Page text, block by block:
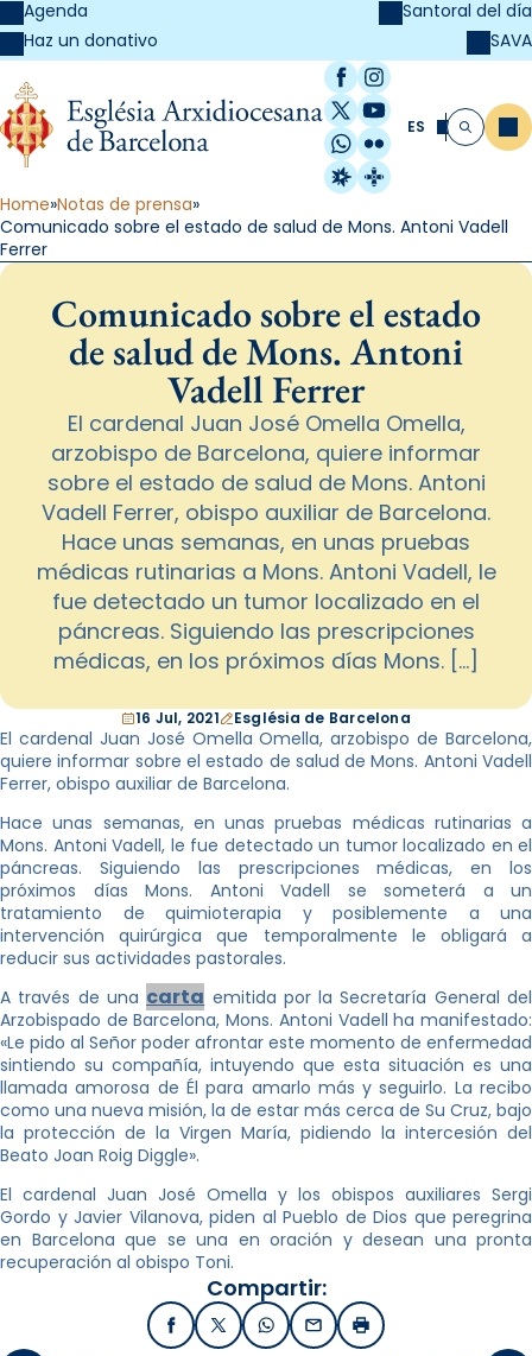
Agenda
Haz un donativo
Santoral del día
SAVA
Facebook
Instagram
X / Twitter
YouTube
WhatsApp
Flickr
Radio Estel
Catalunya
ES Buscar
Home Notas de prensa
Comunicado sobre el estado de salud de Mons. Antoni Vadell
Ferrer
Comunicado sobre el estado
de salud de Mons. Antoni
Vadell Ferrer
El cardenal Juan José Omella Omella,
arzobispo de Barcelona, quiere informar
sobre el estado de salud de Mons. Antoni
Vadell Ferrer, obispo auxiliar de Barcelona.
Hace unas semanas, en unas pruebas
médicas rutinarias a Mons. Antoni Vadell, le
fue detectado un tumor localizado en el
páncreas. Siguiendo las prescripciones
médicas, en los próximos días Mons. […]
16 Jul, 2021 Església de Barcelona
El cardenal Juan José Omella Omella, arzobispo de Barcelona,
quiere informar sobre el estado de salud de Mons. Antoni Vadell
Ferrer, obispo auxiliar de Barcelona.
Hace unas semanas, en unas pruebas médicas rutinarias a
Mons. Antoni Vadell, le fue detectado un tumor localizado en el
páncreas. Siguiendo las prescripciones médicas, en los
próximos días Mons. Antoni Vadell se someterá a un
tratamiento de quimioterapia y posiblemente a una
intervención quirúrgica que temporalmente le obligará a
reducir sus actividades pastorales.
A través de una carta emitida por la Secretaría General del
Arzobispado de Barcelona, Mons. Antoni Vadell ha manifestado:
«Le pido al Señor poder afrontar este momento de enfermedad
sintiendo su compañía, intuyendo que esta situación es una
llamada amorosa de Él para amarlo más y seguirlo. La recibo
como una nueva misión, la de estar más cerca de Su Cruz, bajo
la protección de la Virgen María, pidiendo la intercesión del
Beato Joan Roig Diggle».
El cardenal Juan José Omella y los obispos auxiliares Sergi
Gordo y Javier Vilanova, piden al Pueblo de Dios que peregrina
en Barcelona que se una en oración y desean una pronta
recuperación al obispo Toni.
Compartir:
FacebookX / TwitterWhatsApp
EmailImprimir